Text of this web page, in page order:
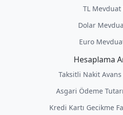
TL Mevduat
Dolar
Euro
Hesaplama
Taksitli Nakit
Asgari Ödeme
Kredi Kartı Gecikme